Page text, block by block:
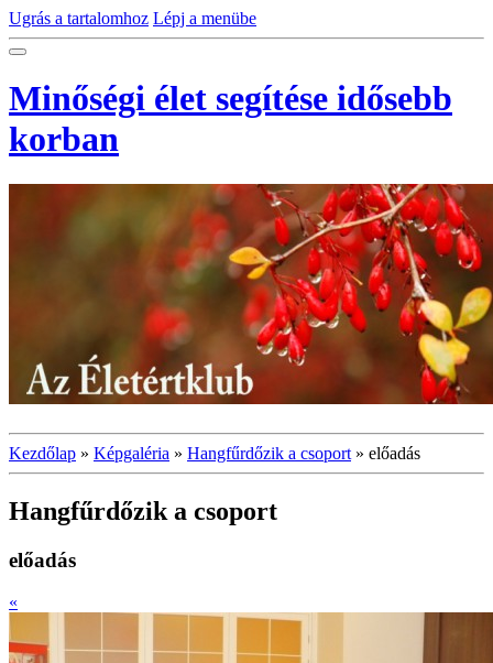
Ugrás a tartalomhoz Lépj a menübe
Minőségi élet segítése idősebb
korban
Kezdőlap » Képgaléria » Hangfűrdőzik a csoport » előadás
Hangfűrdőzik a csoport
előadás
«